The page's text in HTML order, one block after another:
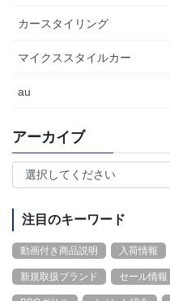
カースタイリング
マイクススタイルカー
au
アーカイブ
注目のキーワード
動画付き商品説明 入荷情報
新規取扱ブランド セール情報